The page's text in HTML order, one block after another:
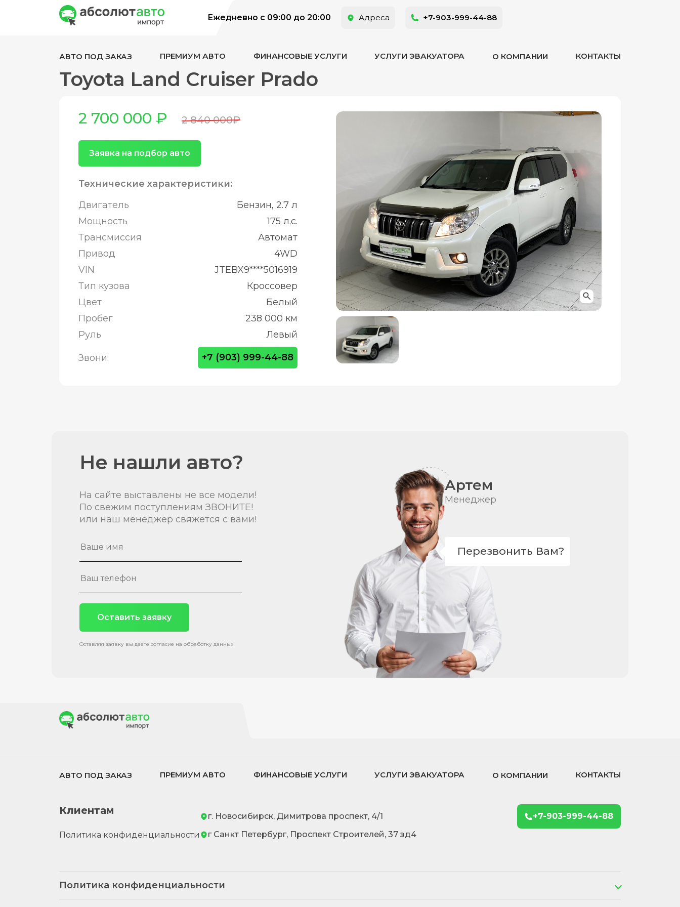
Ежедневно с 09:00 до 20:00 Адреса +7-903-999-44-88
АВТО ПОД ЗАКАЗ ПРЕМИУМ АВТО ФИНАНСОВЫЕ УСЛУГИ УСЛУГИ ЭВАКУАТОРА О КОМПАНИИ КОНТАКТЫ
Toyota Land Cruiser Prado
2 700 000 ₽ 2 840 000₽
Заявка на подбор авто
Технические характеристики:
Двигатель
Бензин, 2.7 л
Мощность
175 л.с.
Трансмиссия
Автомат
Привод
4WD
VIN
JTEBX9****5016919
Тип кузова
Кроссовер
Цвет
Белый
Пробег
238 000 км
Руль
Левый
Звони: +7 (903) 999-44-88
Не нашли авто?
На сайте выставлены не все модели!
По свежим поступлениям ЗВОНИТЕ!
или наш менеджер свяжется с вами!
Оставить заявку
Оставляя заявку вы даете согласие на обработку данных
Артем
Менеджер
Перезвонить Вам?
АВТО ПОД ЗАКАЗ ПРЕМИУМ АВТО ФИНАНСОВЫЕ УСЛУГИ УСЛУГИ ЭВАКУАТОРА О КОМПАНИИ КОНТАКТЫ
Клиентам
Политика конфиденциальности
г. Новосибирск, Димитрова проспект, 4/1
г Санкт Петербург, Проспект Строителей, 37 зд4
+7-903-999-44-88
Политика конфиденциальности